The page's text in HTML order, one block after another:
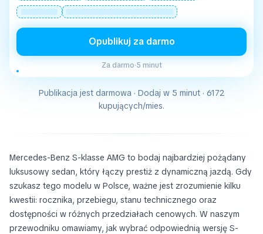
Opublikuj za darmo
Za darmo·5 minut
Publikacja jest darmowa · Dodaj w 5 minut · 6172
kupujących/mies.
Mercedes-Benz S-klasse AMG to bodaj najbardziej pożądany
luksusowy sedan, który łączy prestiż z dynamiczną jazdą. Gdy
szukasz tego modelu w Polsce, ważne jest zrozumienie kilku
kwestii: rocznika, przebiegu, stanu technicznego oraz
dostępności w różnych przedziałach cenowych. W naszym
przewodniku omawiamy, jak wybrać odpowiednią wersję S-